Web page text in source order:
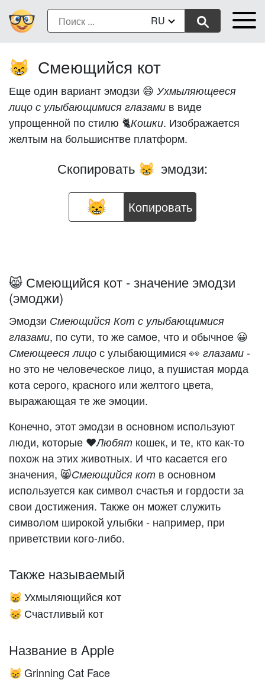
RU
😸 Смеющийся кот
Еще один вариант эмодзи 😄 Ухмыляющееся
лицо с улыбающимися глазами в виде
упрощенной по стилю 🐈Кошки. Изображается
желтым на большиснтве платформ.
Скопировать 😸 эмодзи:
Копировать
😸 Смеющийся кот - значение эмодзи
(эмоджи)
Эмодзи Смеющийся Кот с улыбающимися
глазами, по сути, то же самое, что и обычное 😀
Смеющееся лицо с улыбающимися 👀 глазами -
но это не человеческое лицо, а пушистая морда
кота серого, красного или желтого цвета,
выражающая те же эмоции.
Конечно, этот эмодзи в основном используют
люди, которые ❤️️Любят кошек, и те, кто как-то
похож на этих животных. И что касается его
значения, 😸Смеющийся кот в основном
используется как символ счастья и гордости за
свои достижения. Также он может служить
символом широкой улыбки - например, при
приветствии кого-либо.
Также называемый
😸 Ухмыляющийся кот
😸 Счастливый кот
Название в Apple
😸 Grinning Cat Face